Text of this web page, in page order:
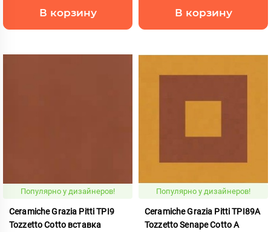
В корзину В корзину
Популярно у дизайнеров!
Ceramiche Grazia Pitti TPI9
Tozzetto Cotto вставка
Популярно у дизайнеров!
Ceramiche Grazia Pitti TPI89A
Tozzetto Senape Cotto A